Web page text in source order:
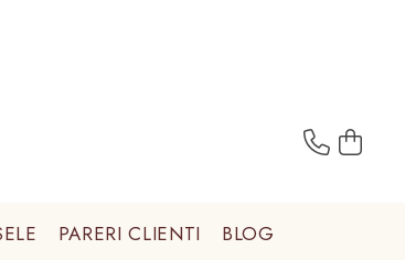
PARERI CLIENTI BLOG